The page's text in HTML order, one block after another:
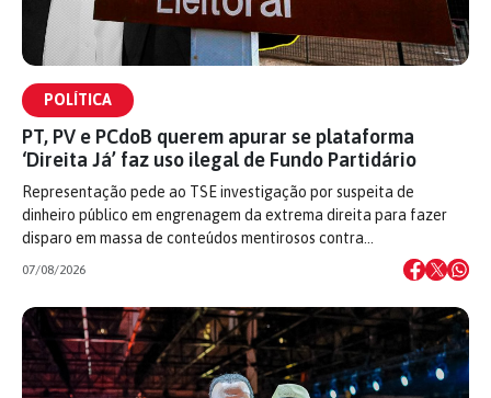
POLÍTICA
PT, PV e PCdoB querem apurar se plataforma
‘Direita Já’ faz uso ilegal de Fundo Partidário
Representação pede ao TSE investigação por suspeita de
dinheiro público em engrenagem da extrema direita para fazer
disparo em massa de conteúdos mentirosos contra…
07/08/2026